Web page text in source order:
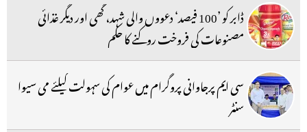
ڈابر کو ’100 فیصد‘ دعووں والی شہد، گھی اور دیگر غذائی
مصنوعات کی فروخت روکنے کا حکم
سی ایم پرجاوانی پروگرام میں عوام کی سہولت کیلئے می سیوا
سنٹر